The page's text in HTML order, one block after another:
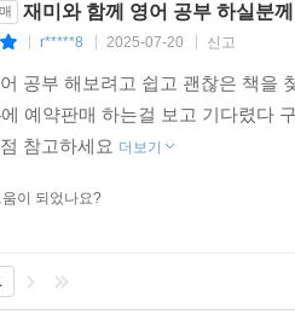
재미와 함께 영어 공부 하실분
r*****8 2025-07-20 신고
공부 해보려고 쉽고 괜찮은 책을
예약판매 하는걸 보고 기다렸다
참고하세요 더보기
이 되었나요?